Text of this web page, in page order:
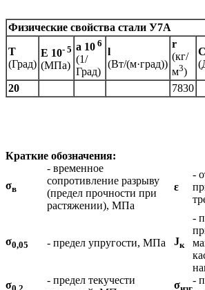
Физические свойства стали У7А
T
(Град)
E 10- 5
(МПа)
a 10 6
(1/
Град)
l
(Вт/(м·град))
r
(кг/
м3)
C
20
7830
Краткие обозначения:
σв
- временное
сопротивление разрыву
(предел прочности при
растяжении), МПа
ε
-
σ0,05 - предел упругости, МПа Jк
-
σ
- предел текучести
σ
-